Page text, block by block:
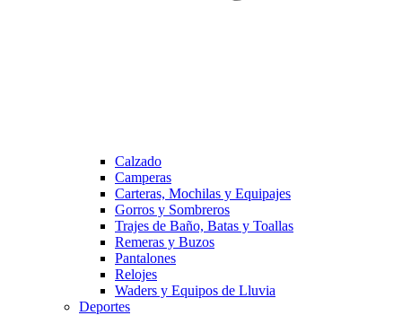
Calzado
Camperas
Carteras, Mochilas y Equipajes
Gorros y Sombreros
Trajes de Baño, Batas y Toallas
Remeras y Buzos
Pantalones
Relojes
Waders y Equipos de Lluvia
Deportes